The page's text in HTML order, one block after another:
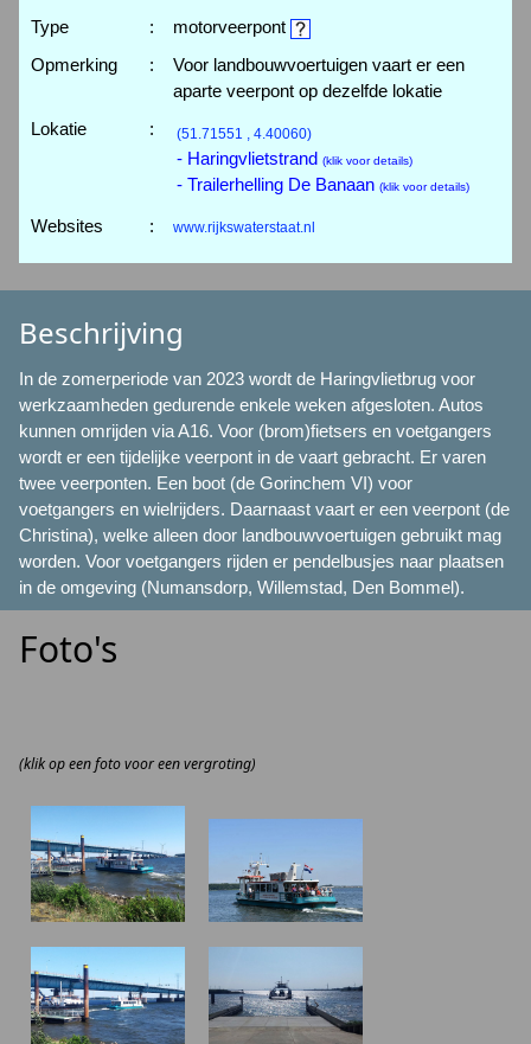
Type
:
motorveerpont
Opmerking
:
Voor landbouwvoertuigen vaart er een
aparte veerpont op dezelfde lokatie
Lokatie
: (51.71551 , 4.40060)
- Haringvlietstrand (klik voor details)
- Trailerhelling De Banaan (klik voor details)
Websites : www.rijkswaterstaat.nl
Beschrijving
In de zomerperiode van 2023 wordt de Haringvlietbrug voor
werkzaamheden gedurende enkele weken afgesloten. Autos
kunnen omrijden via A16. Voor (brom)fietsers en voetgangers
wordt er een tijdelijke veerpont in de vaart gebracht. Er varen
twee veerponten. Een boot (de Gorinchem VI) voor
voetgangers en wielrijders. Daarnaast vaart er een veerpont (de
Christina), welke alleen door landbouwvoertuigen gebruikt mag
worden. Voor voetgangers rijden er pendelbusjes naar plaatsen
in de omgeving (Numansdorp, Willemstad, Den Bommel).
Foto's
(klik op een foto voor een vergroting)